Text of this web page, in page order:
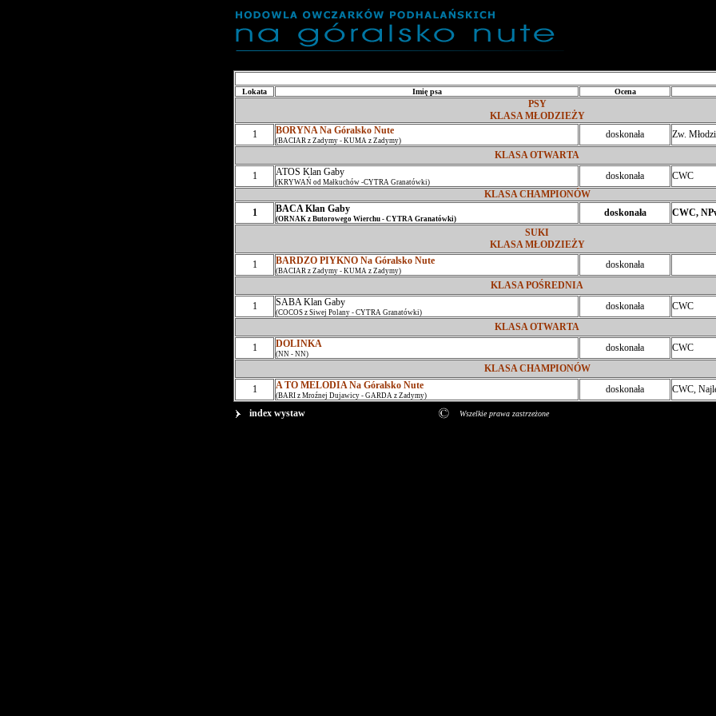
Lokata Imię psa Ocena
PSY
KLASA MŁODZIEŻY
1
BORYNA Na Góralsko Nute
(BACIAR z Zadymy - KUMA z Zadymy)
doskonała
Zw.
KLASA OTWARTA
1
ATOS Klan Gaby
(KRYWAŃ od Małkuchów -CYTRA Granatówki)
doskonała
CWC
KLASA CHAMPIONÓW
1
BACA Klan Gaby
(ORNAK z Butorowego Wierchu - CYTRA Granatówki)
doskonała
CWC,
SUKI
KLASA MŁODZIEŻY
1
BARDZO PIYKNO Na Góralsko Nute
(BACIAR z Zadymy - KUMA z Zadymy)
doskonała
KLASA POŚREDNIA
1
SABA Klan Gaby
(COCOS z Siwej Polany - CYTRA Granatówki)
doskonała
CWC
KLASA OTWARTA
1
DOLINKA
(NN - NN)
doskonała
CWC
KLASA CHAMPIONÓW
1
A TO MELODIA Na Góralsko Nute
(BARI z Mroźnej Dujawicy - GARDA z Zadymy)
doskonała CWC,
index wystaw Wszelkie prawa zastrzeżone